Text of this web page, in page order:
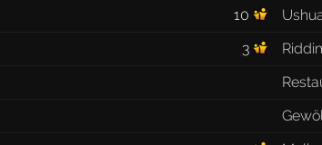
10
3